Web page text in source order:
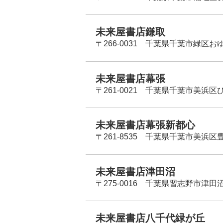
未来屋書店鎌取
〒266-0031 千葉県千葉市緑区お
未来屋書店幕張
〒261-0021 千葉県千葉市美浜区
未来屋書店幕張新都心
〒261-8535 千葉県千葉市美浜
未来屋書店津田沼
〒275-0016 千葉県習志野市津田
未来屋書店八千代緑が丘